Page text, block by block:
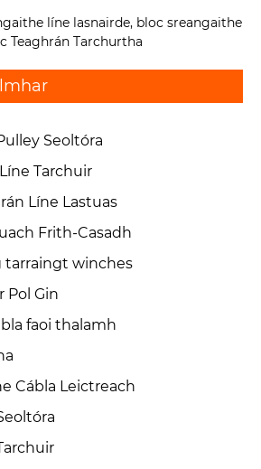
líne lasnairde, bloc sreangaithe
Teaghrán Tarchurtha
Seoltóra
Tarchuir
Líne Lastuas
Frith-Casadh
tarraingt winches
Pol Gin
faoi thalamh
Cábla Leictreach